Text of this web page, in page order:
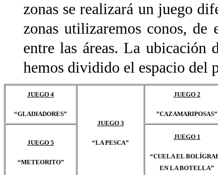
zonas se realizará un juego
zonas utilizaremos conos, de
entre las áreas. La ubicación
hemos dividido el espacio del
JUEGO 4
“GLADIADORES”
JUEGO 3
“LA PESCA”
JUEGO 2
”CAZAMARIPOSAS”
JUEGO 5
“METEORITO”
JUEGO 1
“CUELA EL
EN LA BOTELLA”